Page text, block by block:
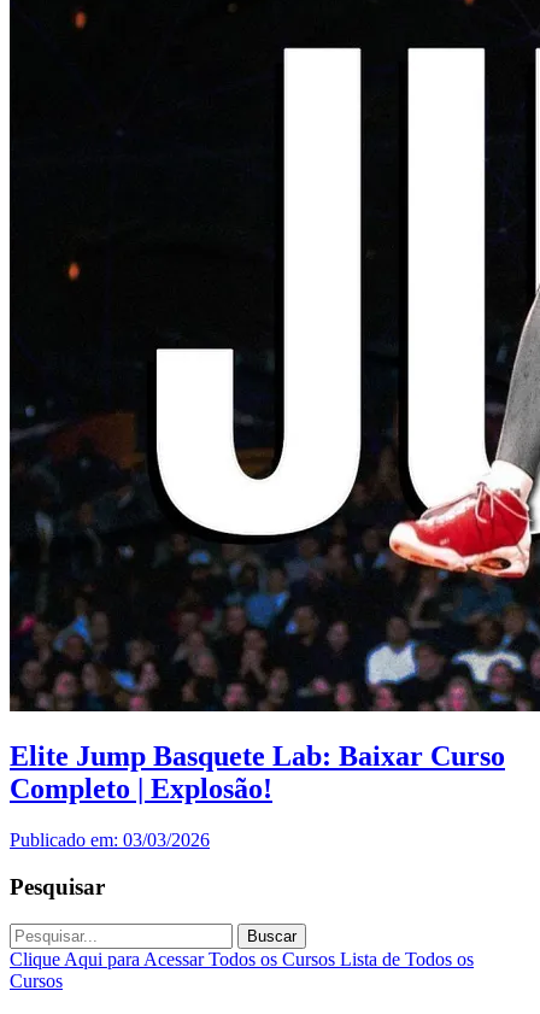
Elite Jump Basquete Lab: Baixar Curso
Completo | Explosão!
Publicado em: 03/03/2026
Pesquisar
Buscar
Clique Aqui para Acessar Todos os Cursos Lista de Todos os
Cursos